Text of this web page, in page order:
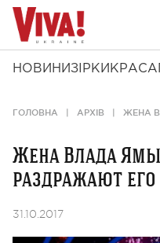
НОВИНИ ЗІРКИ КРАСА
ГОЛОВНА АРХІВ ЖЕНА
Жена Влада
раздражают
31.10.2017